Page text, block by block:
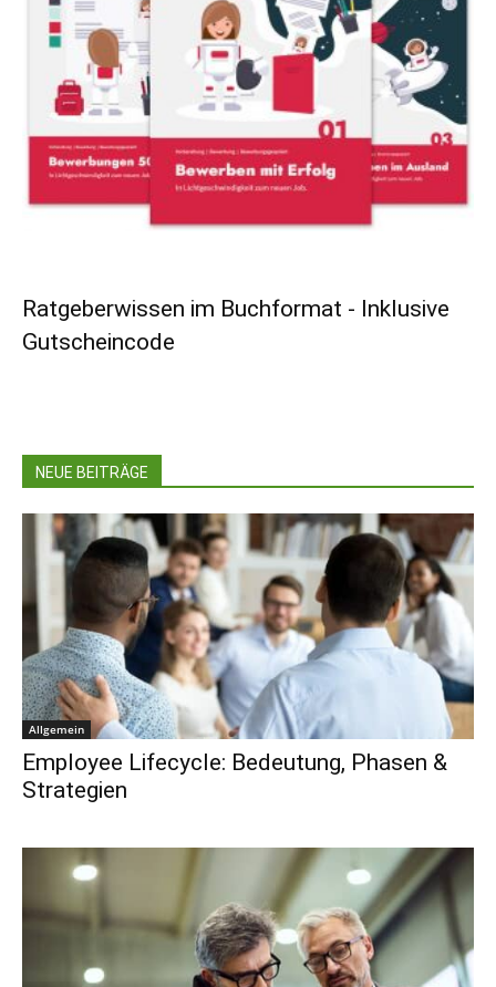
Ratgeberwissen im Buchformat - Inklusive
Gutscheincode
NEUE BEITRÄGE
Allgemein
Employee Lifecycle: Bedeutung, Phasen &
Strategien